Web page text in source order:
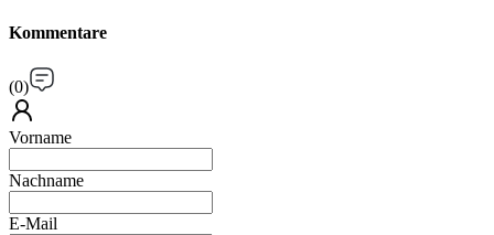
Kommentare
(0)
Vorname
Nachname
E-Mail